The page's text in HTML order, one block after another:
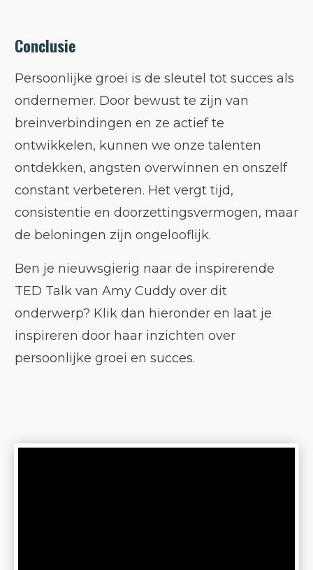
Conclusie
Persoonlijke groei is de sleutel tot succes als
ondernemer. Door bewust te zijn van
breinverbindingen en ze actief te
ontwikkelen, kunnen we onze talenten
ontdekken, angsten overwinnen en onszelf
constant verbeteren. Het vergt tijd,
consistentie en doorzettingsvermogen, maar
de beloningen zijn ongelooflijk.
Ben je nieuwsgierig naar de inspirerende
TED Talk van Amy Cuddy over dit
onderwerp? Klik dan hieronder en laat je
inspireren door haar inzichten over
persoonlijke groei en succes.